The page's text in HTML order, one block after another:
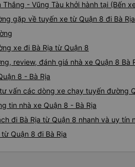
Thắng - Vũng Tàu khởi hành tại (Bến
gặp về tuyến xe từ Quận 8 đi Bà Rịa
xe đi Bà Rịa từ Quận 8
review, đánh giá nhà xe Quận 8 Bà
8 - Bà Rịa
vấn các dòng xe chạy tuyến đường
tin nhà xe Quận 8 - Bà Rịa
đi Bà Rịa từ Quận 8 nhanh và uy tín
Quận 8 đi Bà Rịa